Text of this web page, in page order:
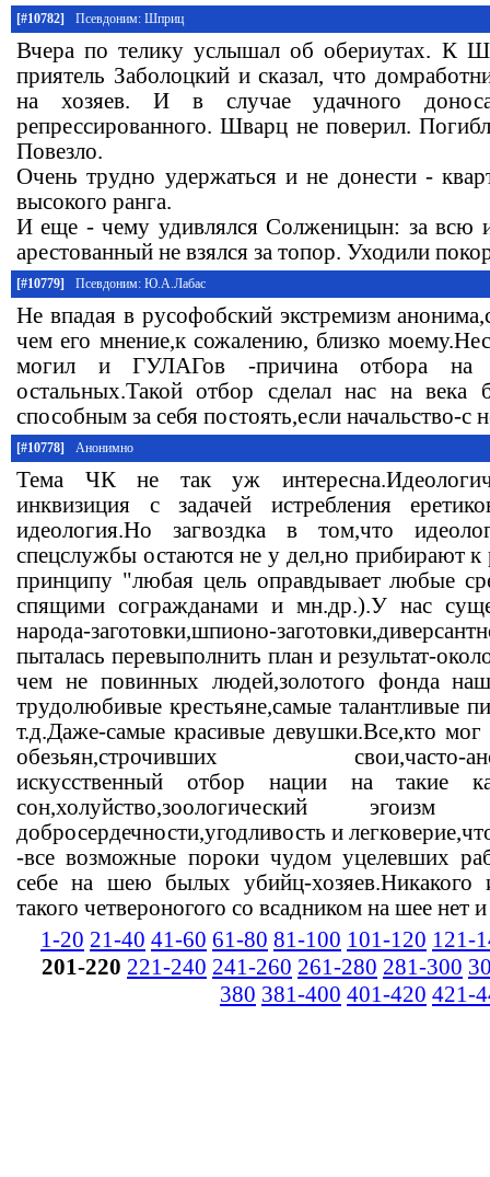
[#10782] Псевдоним: Шприц
Вчера по телику услышал об обериутах. К
приятель Заболоцкий и сказал, что
на хозяев. И в случае удачного
репрессированного. Шварц не поверил.
Повезло.
Очень трудно удержаться и не донести -
высокого ранга.
И еще - чему удивлялся Солженицын: за всю
арестованный не взялся за топор. Уходили
[#10779] Псевдоним: Ю.А.Лабас
Не впадая в русофобский экстремизм
чем его мнение,к сожалению, близко
могил и ГУЛАГов -причина отбора на
остальных.Такой отбор сделал нас на
способным за себя постоять,если начальство-с
[#10778] Анонимно
Тема ЧК не так уж
инквизиция с задачей истребления
идеология.Но загвоздка в том,что
спецслужбы остаются не у дел,но прибирают
принципу "любая цель оправдывает любые
спящими согражданами и мн.др.).У нас
народа-заготовки,шпионо-
пыталась перевыполнить план и результат-
чем не повинных людей,золотого фонда
трудолюбивые крестьяне,самые талантливые
т.д.Даже-самые красивые девушки.Все,кто мог
обезьян,строчивших свои,часто-
искусственный отбор нации на такие
сон,холуйство,зоологический
добросердечности,угодливость и
-все возможные пороки чудом уцелевших
себе на шею былых убийц-хозяев.Никакого
такого четвероногого со всадником на шее нет
1-20 21-40 41-60 61-80 81-100 101-120 121-
201-220 221-240 241-260 261-280 281-300
380 381-400 401-420 421-